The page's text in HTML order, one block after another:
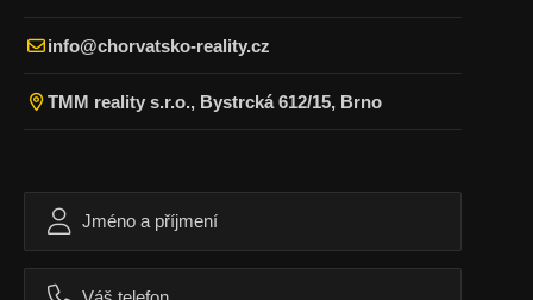
info@chorvatsko-reality.cz
TMM reality s.r.o., Bystrcká 612/15, Brno